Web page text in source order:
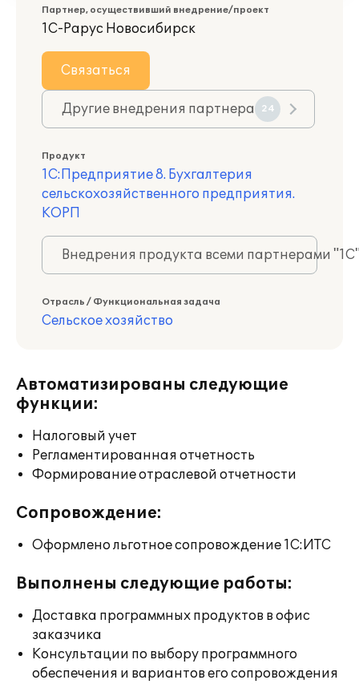
Партнер, осуществивший внедрение/проект
1С-Рарус Новосибирск
Связаться
Другие внедрения партнера 24
Продукт
1С:Предприятие 8. Бухгалтерия
сельскохозяйственного предприятия.
КОРП
Внедрения продукта всеми партнерами
Отрасль / Функциональная задача
Сельское хозяйство
Автоматизированы следующие
функции:
Налоговый учет
Регламентированная отчетность
Формирование отраслевой отчетности
Сопровождение:
Оформлено льготное сопровождение 1С:ИТС
Выполнены следующие работы:
Доставка программных продуктов в офис
заказчика
Консультации по выбору программного
обеспечения и вариантов его сопровождения